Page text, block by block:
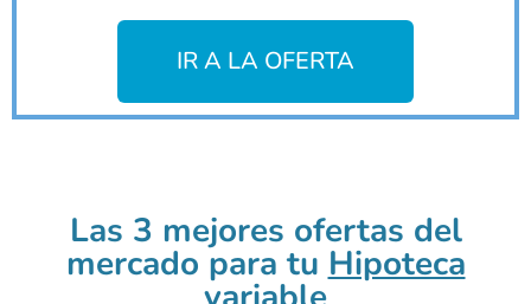
IR A LA OFERTA
Las 3 mejores ofertas del
mercado para tu Hipoteca